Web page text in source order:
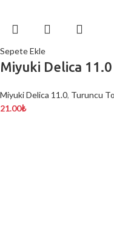
Sepete Ekle
Miyuki Delica
Miyuki Delica 11.0, Turuncu
21.00₺